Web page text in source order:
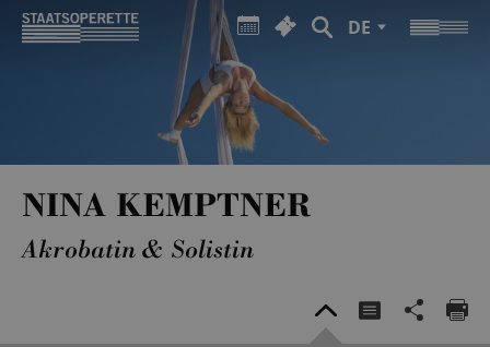
DE
NINA KEMPTNER
Akrobatin & Solistin